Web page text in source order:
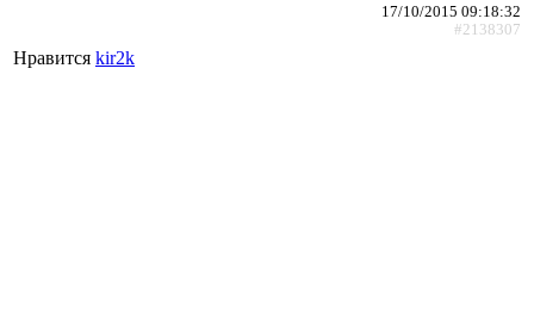
17/10/2015 09:18:32
#2138307
Нравится kir2k